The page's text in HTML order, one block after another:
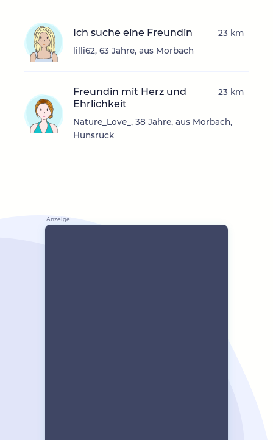
Ich suche eine Freundin
lilli62, 63 Jahre, aus Morbach
23 km
Freundin mit Herz und
Ehrlichkeit
Nature_Love_, 38 Jahre, aus Morbach,
Hunsrück
23 km